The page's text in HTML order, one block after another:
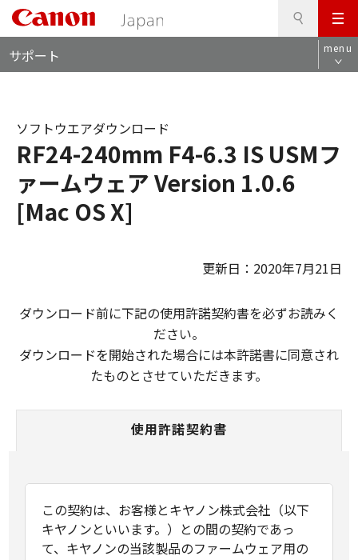
メ
ニ
ュ
サポート menu
RF24-240mm F4-6.3 IS USMフ
ァームウェア Version 1.0.6
[Mac OS X]
ソフトウエアダウンロード
更新日：2020年7月21日
ダウンロード前に下記の使用許諾契約書を必ずお読みく
ださい。
ダウンロードを開始された場合には本許諾書に同意され
たものとさせていただきます。
使用許諾契約書
この契約は、お客様とキヤノン株式会社（以下
キヤノンといいます。）との間の契約であっ
て、キヤノンの当該製品のファームウェア用の